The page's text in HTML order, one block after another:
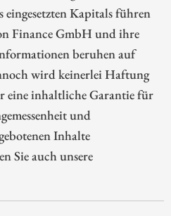
eingesetzten Kapitals führen
Finance GmbH und ihre
beruhen auf
wird keinerlei Haftung
eine inhaltliche Garantie für
und
Inhalte
Sie auch unsere